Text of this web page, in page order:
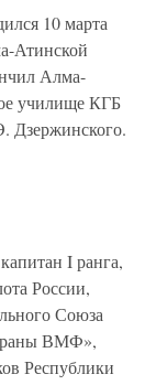
10 марта
Атинской
Алма-
училище КГБ
Дзержинского.
I ранга,
России,
Союза
ВМФ»,
Республики